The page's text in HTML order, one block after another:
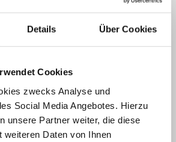
Details Über Cookies
Cookies
zwecks Analyse und
Social Media Angebotes. Hierzu
unsere Partner weiter, die diese
weiteren Daten von Ihnen